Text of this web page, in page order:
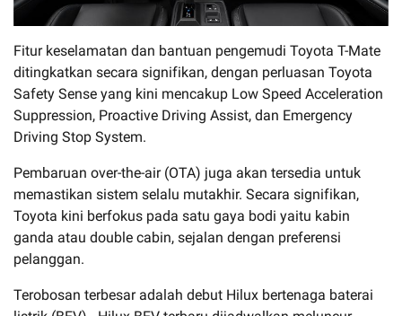
Fitur keselamatan dan bantuan pengemudi Toyota T-Mate
ditingkatkan secara signifikan, dengan perluasan Toyota
Safety Sense yang kini mencakup Low Speed Acceleration
Suppression, Proactive Driving Assist, dan Emergency
Driving Stop System.
Pembaruan over-the-air (OTA) juga akan tersedia untuk
memastikan sistem selalu mutakhir. Secara signifikan,
Toyota kini berfokus pada satu gaya bodi yaitu kabin
ganda atau double cabin, sejalan dengan preferensi
pelanggan.
Terobosan terbesar adalah debut Hilux bertenaga baterai